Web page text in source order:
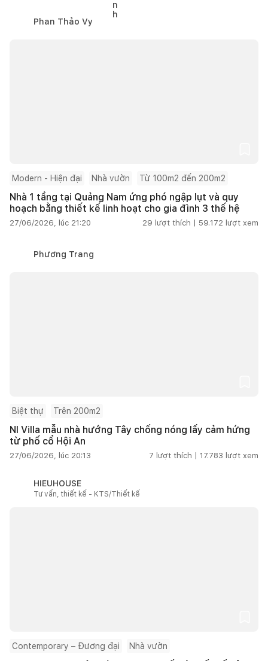
Phan Thảo Vy
Modern - Hiện đại Nhà vườn Từ 100m2 đến 200m2
Nhà 1 tầng tại Quảng Nam ứng phó ngập lụt và quy
hoạch bằng thiết kế linh hoạt cho gia đình 3 thế hệ
27/06/2026, lúc 21:20 29 lượt thích | 59.172 lượt xem
Phương Trang
Biệt thự Trên 200m2
NI Villa mẫu nhà hướng Tây chống nóng lấy cảm hứng
từ phố cổ Hội An
27/06/2026, lúc 20:13 7 lượt thích | 17.783 lượt xem
HIEUHOUSE
Tư vấn, thiết kế - KTS/Thiết kế
Contemporary – Đương đại Nhà vườn